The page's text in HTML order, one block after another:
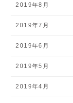
2019年8月
2019年7月
2019年6月
2019年5月
2019年4月